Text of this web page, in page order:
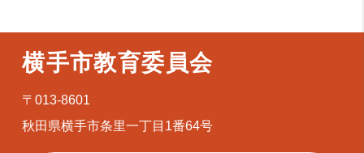
横手市教育委員会
〒013-8601
秋田県横手市条里一丁目1番64号